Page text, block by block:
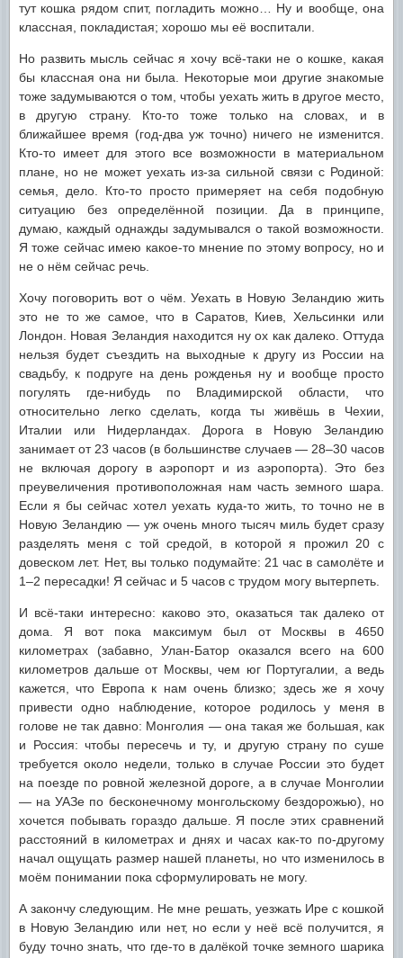
тут кошка рядом спит, погладить можно… Ну и вообще, она
классная, покладистая; хорошо мы её воспитали.
Но развить мысль сейчас я хочу всё-таки не о кошке, какая
бы классная она ни была. Некоторые мои другие знакомые
тоже задумываются о том, чтобы уехать жить в другое место,
в другую страну. Кто-то тоже только на словах, и в
ближайшее время (год-два уж точно) ничего не изменится.
Кто-то имеет для этого все возможности в материальном
плане, но не может уехать из-за сильной связи с Родиной:
семья, дело. Кто-то просто примеряет на себя подобную
ситуацию без определённой позиции. Да в принципе,
думаю, каждый однажды задумывался о такой возможности.
Я тоже сейчас имею какое-то мнение по этому вопросу, но и
не о нём сейчас речь.
Хочу поговорить вот о чём. Уехать в Новую Зеландию жить
это не то же самое, что в Саратов, Киев, Хельсинки или
Лондон. Новая Зеландия находится ну ох как далеко. Оттуда
нельзя будет съездить на выходные к другу из России на
свадьбу, к подруге на день рожденья ну и вообще просто
погулять где-нибудь по Владимирской области, что
относительно легко сделать, когда ты живёшь в Чехии,
Италии или Нидерландах. Дорога в Новую Зеландию
занимает от 23 часов (в большинстве случаев — 28–30 часов
не включая дорогу в аэропорт и из аэропорта). Это без
преувеличения противоположная нам часть земного шара.
Если я бы сейчас хотел уехать куда-то жить, то точно не в
Новую Зеландию — уж очень много тысяч миль будет сразу
разделять меня с той средой, в которой я прожил 20 с
довеском лет. Нет, вы только подумайте: 21 час в самолёте и
1–2 пересадки! Я сейчас и 5 часов с трудом могу вытерпеть.
И всё-таки интересно: каково это, оказаться так далеко от
дома. Я вот пока максимум был от Москвы в 4650
километрах (забавно, Улан-Батор оказался всего на 600
километров дальше от Москвы, чем юг Португалии, а ведь
кажется, что Европа к нам очень близко; здесь же я хочу
привести одно наблюдение, которое родилось у меня в
голове не так давно: Монголия — она такая же большая, как
и Россия: чтобы пересечь и ту, и другую страну по суше
требуется около недели, только в случае России это будет
на поезде по ровной железной дороге, а в случае Монголии
— на УАЗе по бесконечному монгольскому бездорожью), но
хочется побывать гораздо дальше. Я после этих сравнений
расстояний в километрах и днях и часах как-то по-другому
начал ощущать размер нашей планеты, но что изменилось в
моём понимании пока сформулировать не могу.
А закончу следующим. Не мне решать, уезжать Ире с кошкой
в Новую Зеландию или нет, но если у неё всё получится, я
буду точно знать, что где-то в далёкой точке земного шарика